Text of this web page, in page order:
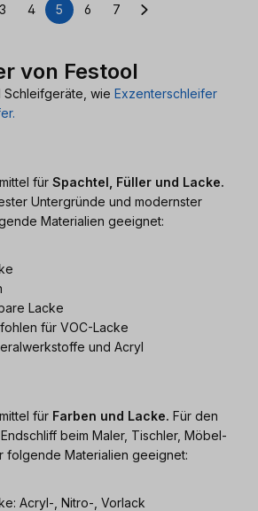
Seite
3 Seite
4 Seite
5 Seite
6 Seite
7
von Festool
Schleifgeräte, wie Exzenterschleifer
für Spachtel, Füller und Lacke.
Untergründe und modernster
Materialien geeignet:
Lacke
für VOC-Lacke
und Acryl
für Farben und Lacke. Für den
beim Maler, Tischler, Möbel-
folgende Materialien geeignet:
Acryl-, Nitro-, Vorlack